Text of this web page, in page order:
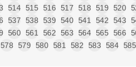
514 515 516 517 518 519 520
537 538 539 540 541 542 543
560 561 562 563 564 565 566
578 579 580 581 582 583 584 585